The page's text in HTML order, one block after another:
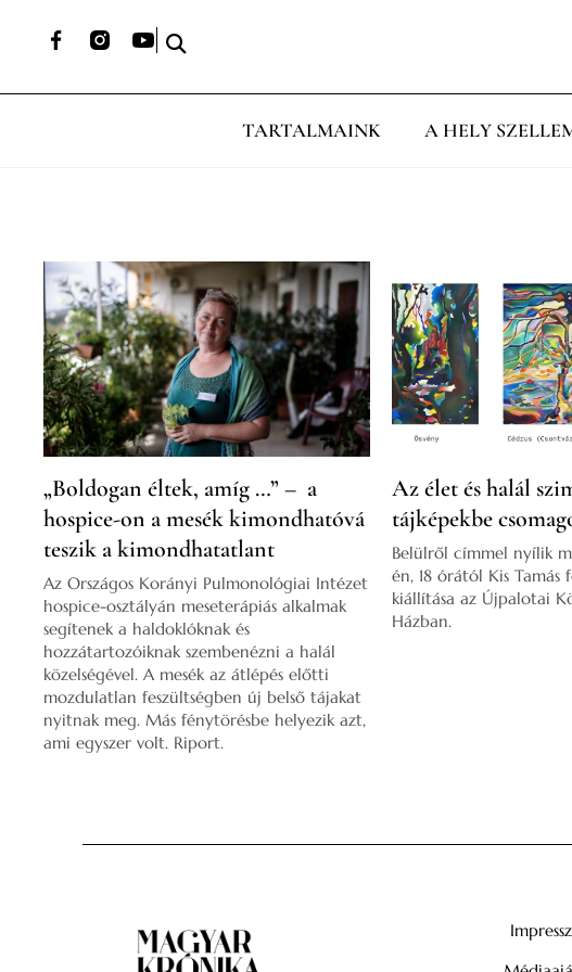
TARTALMAINK A HELY
„Boldogan éltek, amíg …” – a
hospice-on a mesék kimondhatóvá
teszik a kimondhatatlant
Az Országos Korányi Pulmonológiai Intézet
hospice-osztályán meseterápiás alkalmak
segítenek a haldoklóknak és
hozzátartozóiknak szembenézni a halál
közelségével. A mesék az átlépés előtti
mozdulatlan feszültségben új belső tájakat
nyitnak meg. Más fénytörésbe helyezik azt,
ami egyszer volt. Riport.
Az élet és halál
tájképekbe
Belülről címmel nyílik
én, 18 órától Kis Tamás
kiállítása az Újpalotai
Házban.